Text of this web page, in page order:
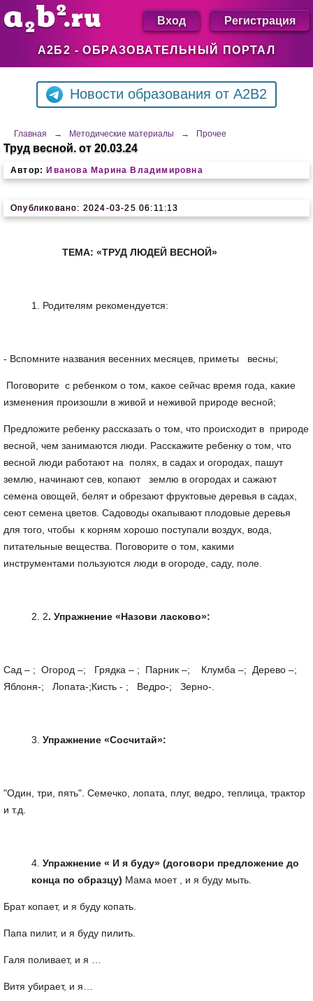
А2Б2 - ОБРАЗОВАТЕЛЬНЫЙ ПОРТАЛ
Вход Регистрация
Новости образования от A2B2
Главная → Методические материалы → Прочее
Труд весной. от 20.03.24
Автор: Иванова Марина Владимировна
Опубликовано: 2024-03-25 06:11:13
ТЕМА: «ТРУД ЛЮДЕЙ ВЕСНОЙ»
Родителям рекомендуется:
- Вспомните названия весенних месяцев, приметы весны;
Поговорите с ребенком о том, какое сейчас время года, какие
изменения произошли в живой и неживой природе весной;
Предложите ребенку рассказать о том, что происходит в природе
весной, чем занимаются люди. Расскажите ребенку о том, что
весной люди работают на полях, в садах и огородах, пашут
землю, начинают сев, копают землю в огородах и сажают
семена овощей, белят и обрезают фруктовые деревья в садах,
сеют семена цветов. Садоводы окапывают плодовые деревья
для того, чтобы к корням хорошо поступали воздух, вода,
питательные вещества. Поговорите о том, какими
инструментами пользуются люди в огороде, саду, поле.
2. Упражнение «Назови ласково»:
Сад – ; Огород –; Грядка – ; Парник –; Клумба –; Дерево –;
Яблоня-; Лопата-;Кисть - ; Ведро-; Зерно-.
Упражнение «Сосчитай»:
"Один, три, пять". Семечко, лопата, плуг, ведро, теплица, трактор
и т.д.
Упражнение « И я буду» (договори предложение до
конца по образцу) Мама моет , и я буду мыть.
Брат копает, и я буду копать.
Папа пилит, и я буду пилить.
Галя поливает, и я …
Витя убирает, и я…